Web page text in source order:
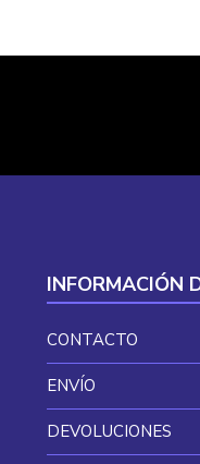
INFORMACIÓN
CONTACTO
ENVÍO
DEVOLUCIONES